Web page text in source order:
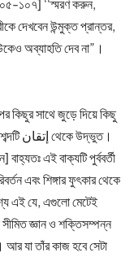
১০৭] ‘‘স্মরণ করুন,
দেখবেন উন্মুক্ত প্রান্তর,
অব্যাহতি দেব না”।
এই বাক্যটি পুর্ববর্তী
এবং শিঙ্গার ফুৎকার থেকে
এই যে, এগুলো মেটেই
জ্ঞান ও শক্তিসম্পন্ন
আর যা তাঁর কাজ হবে সেটা